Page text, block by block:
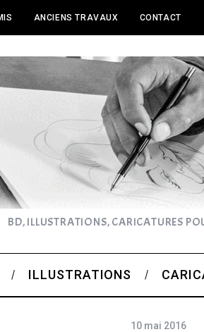
ANCIENS TRAVAUX CONTACT
BD, ILLUSTRATIONS, CARICATURES
ILLUSTRATIONS
10 mai 2016